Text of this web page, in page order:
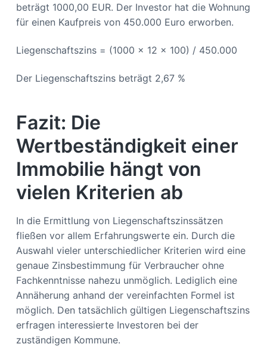
beträgt 1000,00 EUR. Der Investor hat die Wohnung
für einen Kaufpreis von 450.000 Euro erworben.
Liegenschaftszins = (1000 x 12 x 100) / 450.000
Der Liegenschaftszins beträgt 2,67 %
Fazit: Die
Wertbeständigkeit einer
Immobilie hängt von
vielen Kriterien ab
In die Ermittlung von Liegenschaftszinssätzen
fließen vor allem Erfahrungswerte ein. Durch die
Auswahl vieler unterschiedlicher Kriterien wird eine
genaue Zinsbestimmung für Verbraucher ohne
Fachkenntnisse nahezu unmöglich. Lediglich eine
Annäherung anhand der vereinfachten Formel ist
möglich. Den tatsächlich gültigen Liegenschaftszins
erfragen interessierte Investoren bei der
zuständigen Kommune.